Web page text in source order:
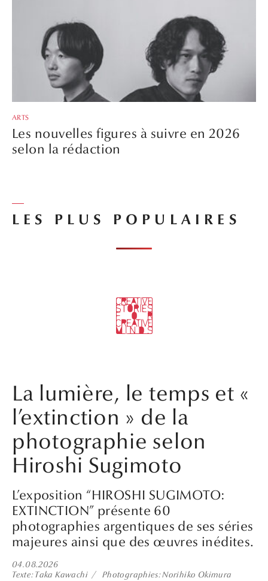
ARTS
Les nouvelles figures à suivre en 2026
selon la rédaction
LES PLUS POPULAIRES
La lumière, le temps et «
l’extinction » de la
photographie selon
Hiroshi Sugimoto
L’exposition “HIROSHI SUGIMOTO:
EXTINCTION” présente 60
photographies argentiques de ses séries
majeures ainsi que des œuvres inédites.
04.08.2026
Texte Taka Kawachi Photographies Norihiko Okimura